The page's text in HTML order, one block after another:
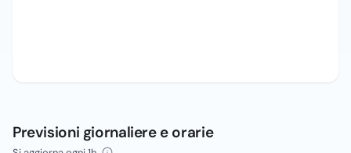
Previsioni giornaliere e orarie